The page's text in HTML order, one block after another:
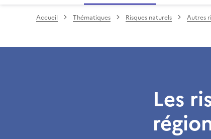
Accueil Thématiques Risques naturels Autres
Les